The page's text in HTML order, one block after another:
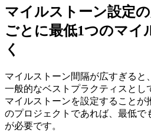
マイルストーン設定
ごとに最低1つのマイ
く
マイルストーン間隔が広すぎると
一般的なベストプラクティスとし
マイルストーンを設定することが
のプロジェクトであれば、最低で
が必要です。